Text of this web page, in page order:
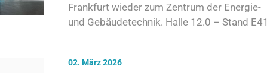
Frankfurt wieder zum Zentrum der Energie-
und Gebäudetechnik. Halle 12.0 – Stand E41
02. März 2026